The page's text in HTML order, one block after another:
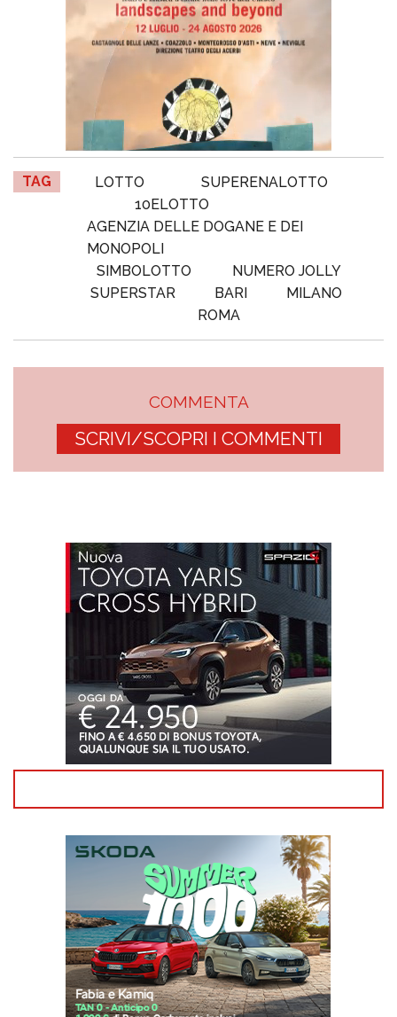
TAG LOTTO
SUPERENALOTTO
10ELOTTO
AGENZIA DELLE DOGANE E DEI
MONOPOLI
SIMBOLOTTO
NUMERO JOLLY
SUPERSTAR
BARI
MILANO
ROMA
COMMENTA
SCRIVI/SCOPRI I COMMENTI